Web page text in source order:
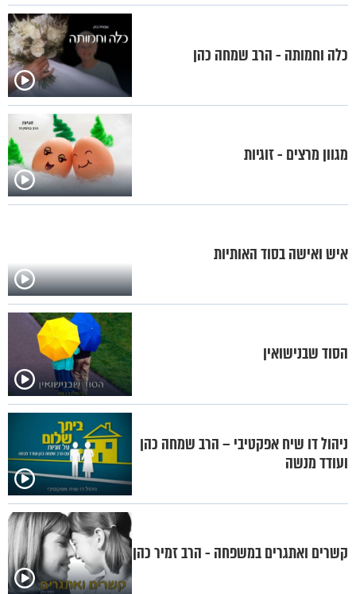
כלה וחמותה - הרב שמחה כהן
מגוון מרצים - זוגיות
איש ואישה בסוד האותיות
הסוד שבנישואין
ניהול דו שיח אפקטיבי – הרב שמחה כהן
ועודד מנשה
קשרים ואתגרים במשפחה - הרב זמיר כהן